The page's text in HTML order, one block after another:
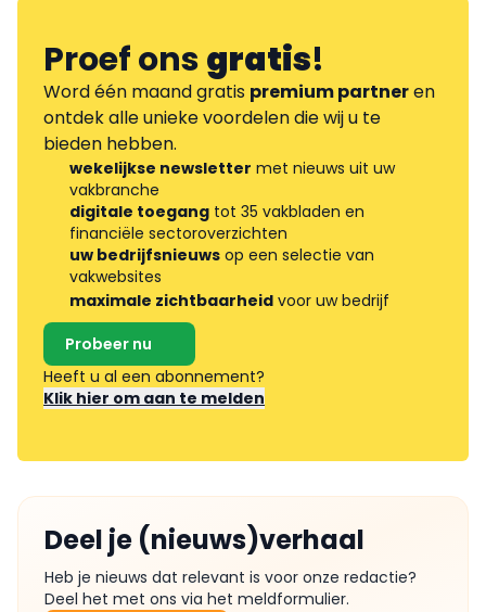
Proef onsgratis!
Word één maand gratis premium partneren
ontdek alle unieke voordelen die wij u te
bieden hebben.
wekelijkse newsletter met nieuws uit uw
vakbranche
digitale toegang tot 35 vakbladen en
financiële sectoroverzichten
uw bedrijfsnieuws op een selectie van
vakwebsites
maximale zichtbaarheid voor uw bedrijf
Probeer nu
Heeft u al een abonnement?
Klik hier om aan te melden
Deel je (nieuws)verhaal
Heb je nieuws dat relevant is voor onze redactie?
Deel het met ons via het meldformulier.